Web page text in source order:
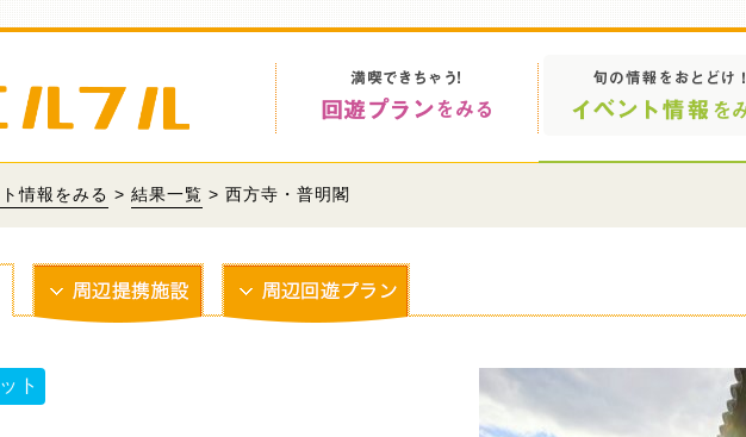
情報をみる > 結果一覧 > 西方寺・普明閣
ト